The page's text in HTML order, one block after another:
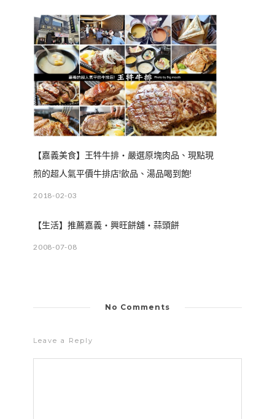
【嘉義美食】王牪牛排‧嚴選原塊肉品、現點現
煎的超人氣平價牛排店!飲品、湯品喝到飽!
2018-02-03
【生活】推薦嘉義‧興旺餅舖‧蒜頭餅
2008-07-08
No Comments
Leave a Reply